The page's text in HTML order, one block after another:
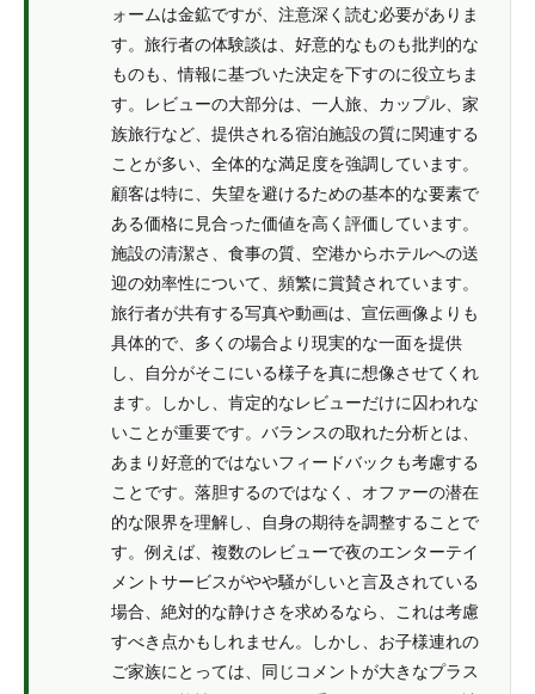
ォームは金鉱ですが、注意深く読む必要がありま
す。旅行者の体験談は、好意的なものも批判的な
ものも、情報に基づいた決定を下すのに役立ちま
す。レビューの大部分は、一人旅、カップル、家
族旅行など、提供される宿泊施設の質に関連する
ことが多い、全体的な満足度を強調しています。
顧客は特に、失望を避けるための基本的な要素で
ある価格に見合った価値を高く評価しています。
施設の清潔さ、食事の質、空港からホテルへの送
迎の効率性について、頻繁に賞賛されています。
旅行者が共有する写真や動画は、宣伝画像よりも
具体的で、多くの場合より現実的な一面を提供
し、自分がそこにいる様子を真に想像させてくれ
ます。しかし、肯定的なレビューだけに囚われな
いことが重要です。バランスの取れた分析とは、
あまり好意的ではないフィードバックも考慮する
ことです。落胆するのではなく、オファーの潜在
的な限界を理解し、自身の期待を調整することで
す。例えば、複数のレビューで夜のエンターテイ
メントサービスがやや騒がしいと言及されている
場合、絶対的な静けさを求めるなら、これは考慮
すべき点かもしれません。しかし、お子様連れの
ご家族にとっては、同じコメントが大きなプラス